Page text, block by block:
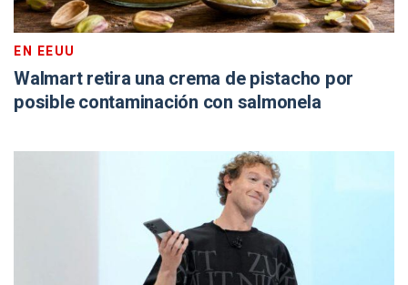
EN EEUU
Walmart retira una crema de pistacho por
posible contaminación con salmonela